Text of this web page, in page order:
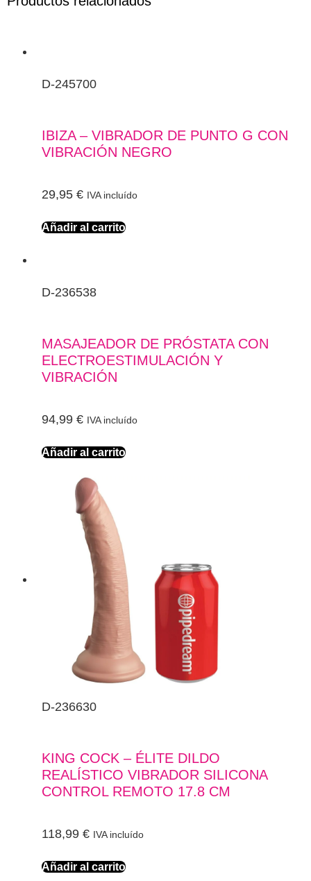
D-245700
IBIZA – VIBRADOR DE PUNTO G CON
VIBRACIÓN NEGRO
29,95 € IVA incluído
Añadir al carrito
D-236538
MASAJEADOR DE PRÓSTATA CON
ELECTROESTIMULACIÓN Y
VIBRACIÓN
94,99 € IVA incluído
Añadir al carrito
D-236630
KING COCK – ÉLITE DILDO
REALÍSTICO VIBRADOR SILICONA
CONTROL REMOTO 17.8 CM
118,99 € IVA incluído
Añadir al carrito